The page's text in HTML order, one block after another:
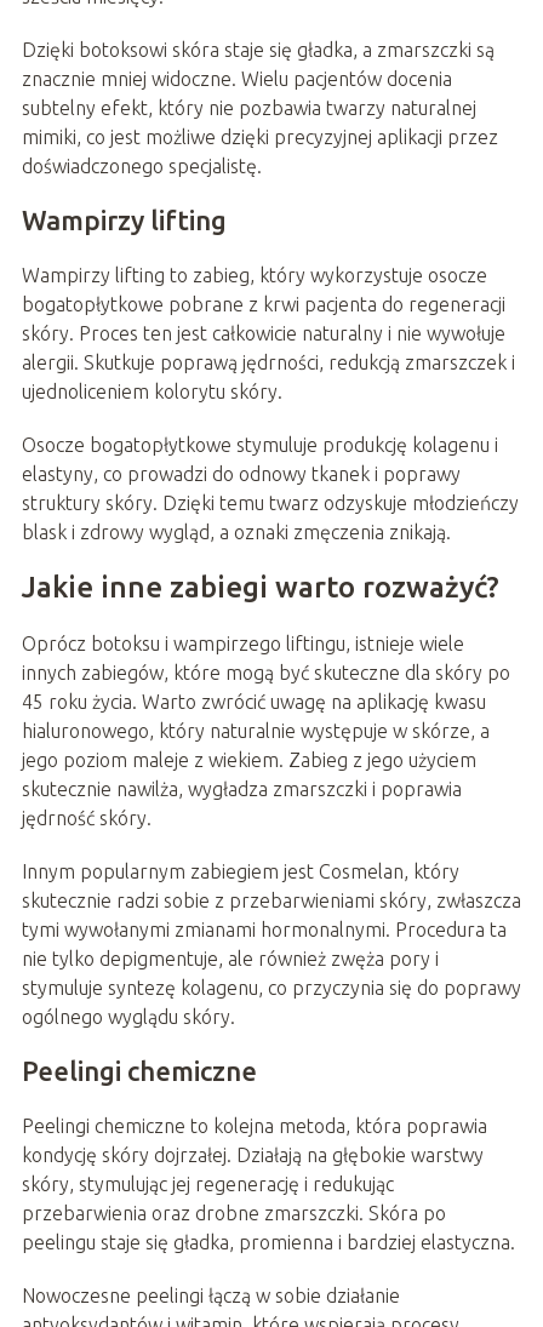
Dzięki botoksowi skóra staje się gładka, a zmarszczki są
znacznie mniej widoczne. Wielu pacjentów docenia
subtelny efekt, który nie pozbawia twarzy naturalnej
mimiki, co jest możliwe dzięki precyzyjnej aplikacji przez
doświadczonego specjalistę.
Wampirzy lifting
Wampirzy lifting to zabieg, który wykorzystuje osocze
bogatopłytkowe pobrane z krwi pacjenta do regeneracji
skóry. Proces ten jest całkowicie naturalny i nie wywołuje
alergii. Skutkuje poprawą jędrności, redukcją zmarszczek i
ujednoliceniem kolorytu skóry.
Osocze bogatopłytkowe stymuluje produkcję kolagenu i
elastyny, co prowadzi do odnowy tkanek i poprawy
struktury skóry. Dzięki temu twarz odzyskuje młodzieńczy
blask i zdrowy wygląd, a oznaki zmęczenia znikają.
Jakie inne zabiegi warto rozważyć?
Oprócz botoksu i wampirzego liftingu, istnieje wiele
innych zabiegów, które mogą być skuteczne dla skóry po
45 roku życia. Warto zwrócić uwagę na aplikację kwasu
hialuronowego, który naturalnie występuje w skórze, a
jego poziom maleje z wiekiem. Zabieg z jego użyciem
skutecznie nawilża, wygładza zmarszczki i poprawia
jędrność skóry.
Innym popularnym zabiegiem jest Cosmelan, który
skutecznie radzi sobie z przebarwieniami skóry, zwłaszcza
tymi wywołanymi zmianami hormonalnymi. Procedura ta
nie tylko depigmentuje, ale również zwęża pory i
stymuluje syntezę kolagenu, co przyczynia się do poprawy
ogólnego wyglądu skóry.
Peelingi chemiczne
Peelingi chemiczne to kolejna metoda, która poprawia
kondycję skóry dojrzałej. Działają na głębokie warstwy
skóry, stymulując jej regenerację i redukując
przebarwienia oraz drobne zmarszczki. Skóra po
peelingu staje się gładka, promienna i bardziej elastyczna.
Nowoczesne peelingi łączą w sobie działanie